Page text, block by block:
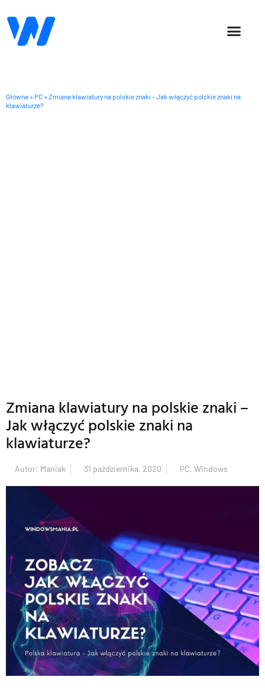
Główna » PC »Zmiana klawiatury na polskie znaki – Jak włączyć polskie znaki na
klawiaturze?
Zmiana klawiatury na polskie znaki –
Jak włączyć polskie znaki na
klawiaturze?
Autor: Maniak 31 października, 2020 PC, Windows